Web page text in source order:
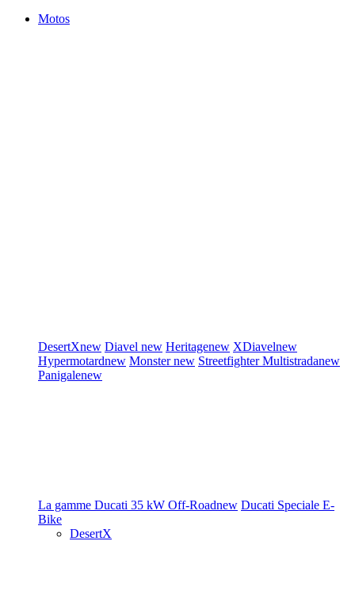
Motos
DesertXnew Diavel new Heritagenew XDiavelnew
Hypermotardnew Monsternew StreetfighterMultistradanew
Panigalenew
La gamme Ducati 35 kW Off-Roadnew Ducati Speciale E-
Bike
DesertX